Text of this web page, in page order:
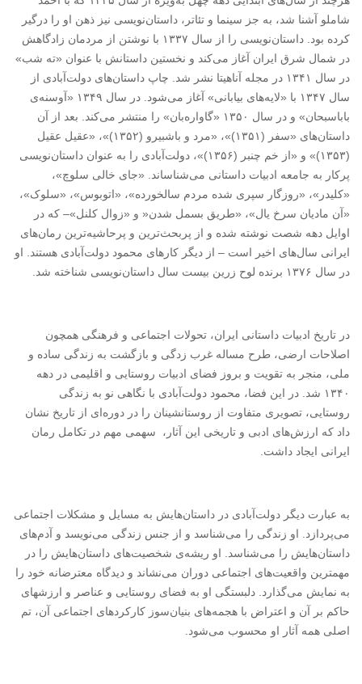
شاملو آشنا شد، به جز سینما و تئاتر، داستان‌نویسی نیز ذهن او را درگیر
کرده بود. داستان‌نویسی را از سال ۱۳۳۷ با نوشتن از مردمان زادگاهش
در شمال شرق ایران آغاز می‌کند و نخستین داستانش با عنوان «ته شب»
در سال ۱۳۴۱ در مجله آناهیتا نشر شد. چاپ داستان‌های دولت‌آبادی از
سال ۱۳۴۷ با «لایه‌های بیابانی» آغاز می‌شود. در سال ۱۳۴۹ «
آوسنه‌ی
باباسبحان» و در سال ۱۳۵۰ «
گاواره‌بان» را منتشر می‌کند. بعد از آن
داستان‌های «سفر (۱۳۵۱)» ، «مرد و باشبیرو (۱۳۵۲)»
، «عقیل عقیل
(۱۳۵۳)» و «از خم چنبر (۱۳۵۶)»
، دولت‌آبادی را به عنوان داستان‌نویسی
پرکار به جامعه ادبیات داستانی می‌شناساند. «جای خالی سلوچ»،
«کلیدر»، «روزگار سپری شده مردم سالخورده»، «اتوبوس»، «سلوک»،
«آن مادیان سرخ یال»، «طریق بسمل شدن« و «زوال کلنل»– که در
اوایل دهه شصت نوشته شده و از پربحث‌ترین و پرحاشیه‌ترین رمان‌های
ایرانی سال‌های اخیر است – از دیگر کارهای محمود دولت‌آبادی هستند. او
در سال ۱۳۷۶ برنده لوح زرین بیست سال داستان‌نویسی شناخته شد
در تاریخ ادبیات داستانی ایران، تحولات اجتماعی و فرهنگی همچون
اصلاحات ارضی، طرح مساله غرب زدگی و بازگشت به زندگی ساده و
ملی، منجر به تقویت و بروز فضای ادبیات روستایی و اقلیمی در دهه
۱۳۴۰ شد. در این فضا، محمود دولت‌آبادی با نگاهی نو به زندگی
روستایی، تصویری متفاوت از روستانشینان را در دوره‌ای از تاریخ نشان
داد که ارزش‌های ادبی و تاریخی این آثار، سهمی مهم در تکامل رمان
ایرانی ایجاد داشت
به عبارت دیگر دولت‌آبادی در داستان‌هایش به مسایل و مشکلات اجتماعی
می‌پردازد. او زندگی را می‌شناسد و از جنس زندگی می‌نویسد و آدم‌های
داستان‌هایش را می‌شناسد. او ریشه‌ی شخصیت‌های داستان‌هایش را در
مهمترین واقعیت‌های اجتماعی دوران می‌نشاند و دیدگاه معترضانه خود را
به نمایش می‌گذارد. دلبستگی او به فضای روستایی و عناصر و ارزشهای
حاکم بر آن و اعتراض با هجمه‌های بنیان‌سوز کارکردهای اجتماعی آن، تم
اصلی همه آثار او محسوب می‌شود